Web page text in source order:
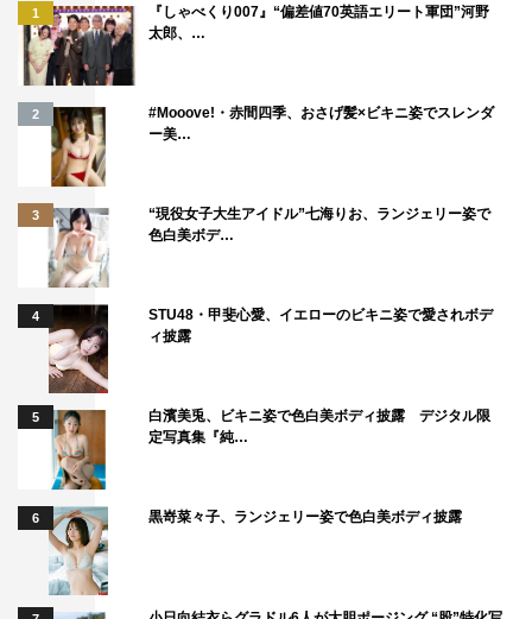
んはやっぱり強すぎるなと。好きな曲はたくさんあるんで
すけど、今回映像を拝見したときに、お2人のパフォーマ
した。
◆M!LK特集がありましたが、あらためて自分たちの歴史
を振り返ってみて、いかがでしたか？
吉田：今回番組内で僕らの歴史を紹介していただきました
が、自分たちはまだまだだなと思っていて。活動年表だっ
て、桑田（佳祐）さんの何分の1なんだって話ですから
（笑）。やはり、これからどう続けていくかが大事なんだ
と思っています。でも、「好きすぎて滅！」とかで初めて
M!LKを知ってくれた方にお伝えする機会をいただけて、
すごく光栄でした。
曽野：今後、新しい元号ができて、この番組で“令和のア
ーティスト”を特集したときに、“M!LKよかったよね”って
言われるように、これからも頑張っていきたいなって思い
1
『しゃべくり007』“偏差値70英語エリート軍団”河野
太郎、…
2
#Mooove!・赤間四季、おさげ髪×ビキニ姿でスレンダ
ー美…
3
“現役女子大生アイドル”七海りお、ランジェリー姿で
色白美ボデ…
4
STU48・甲斐心愛、イエローのビキニ姿で愛されボデ
ィ披露
5
白濱美兎、ビキニ姿で色白美ボディ披露 デジタル限
定写真集『純…
6 黒嵜菜々子、ランジェリー姿で色白美ボディ披露